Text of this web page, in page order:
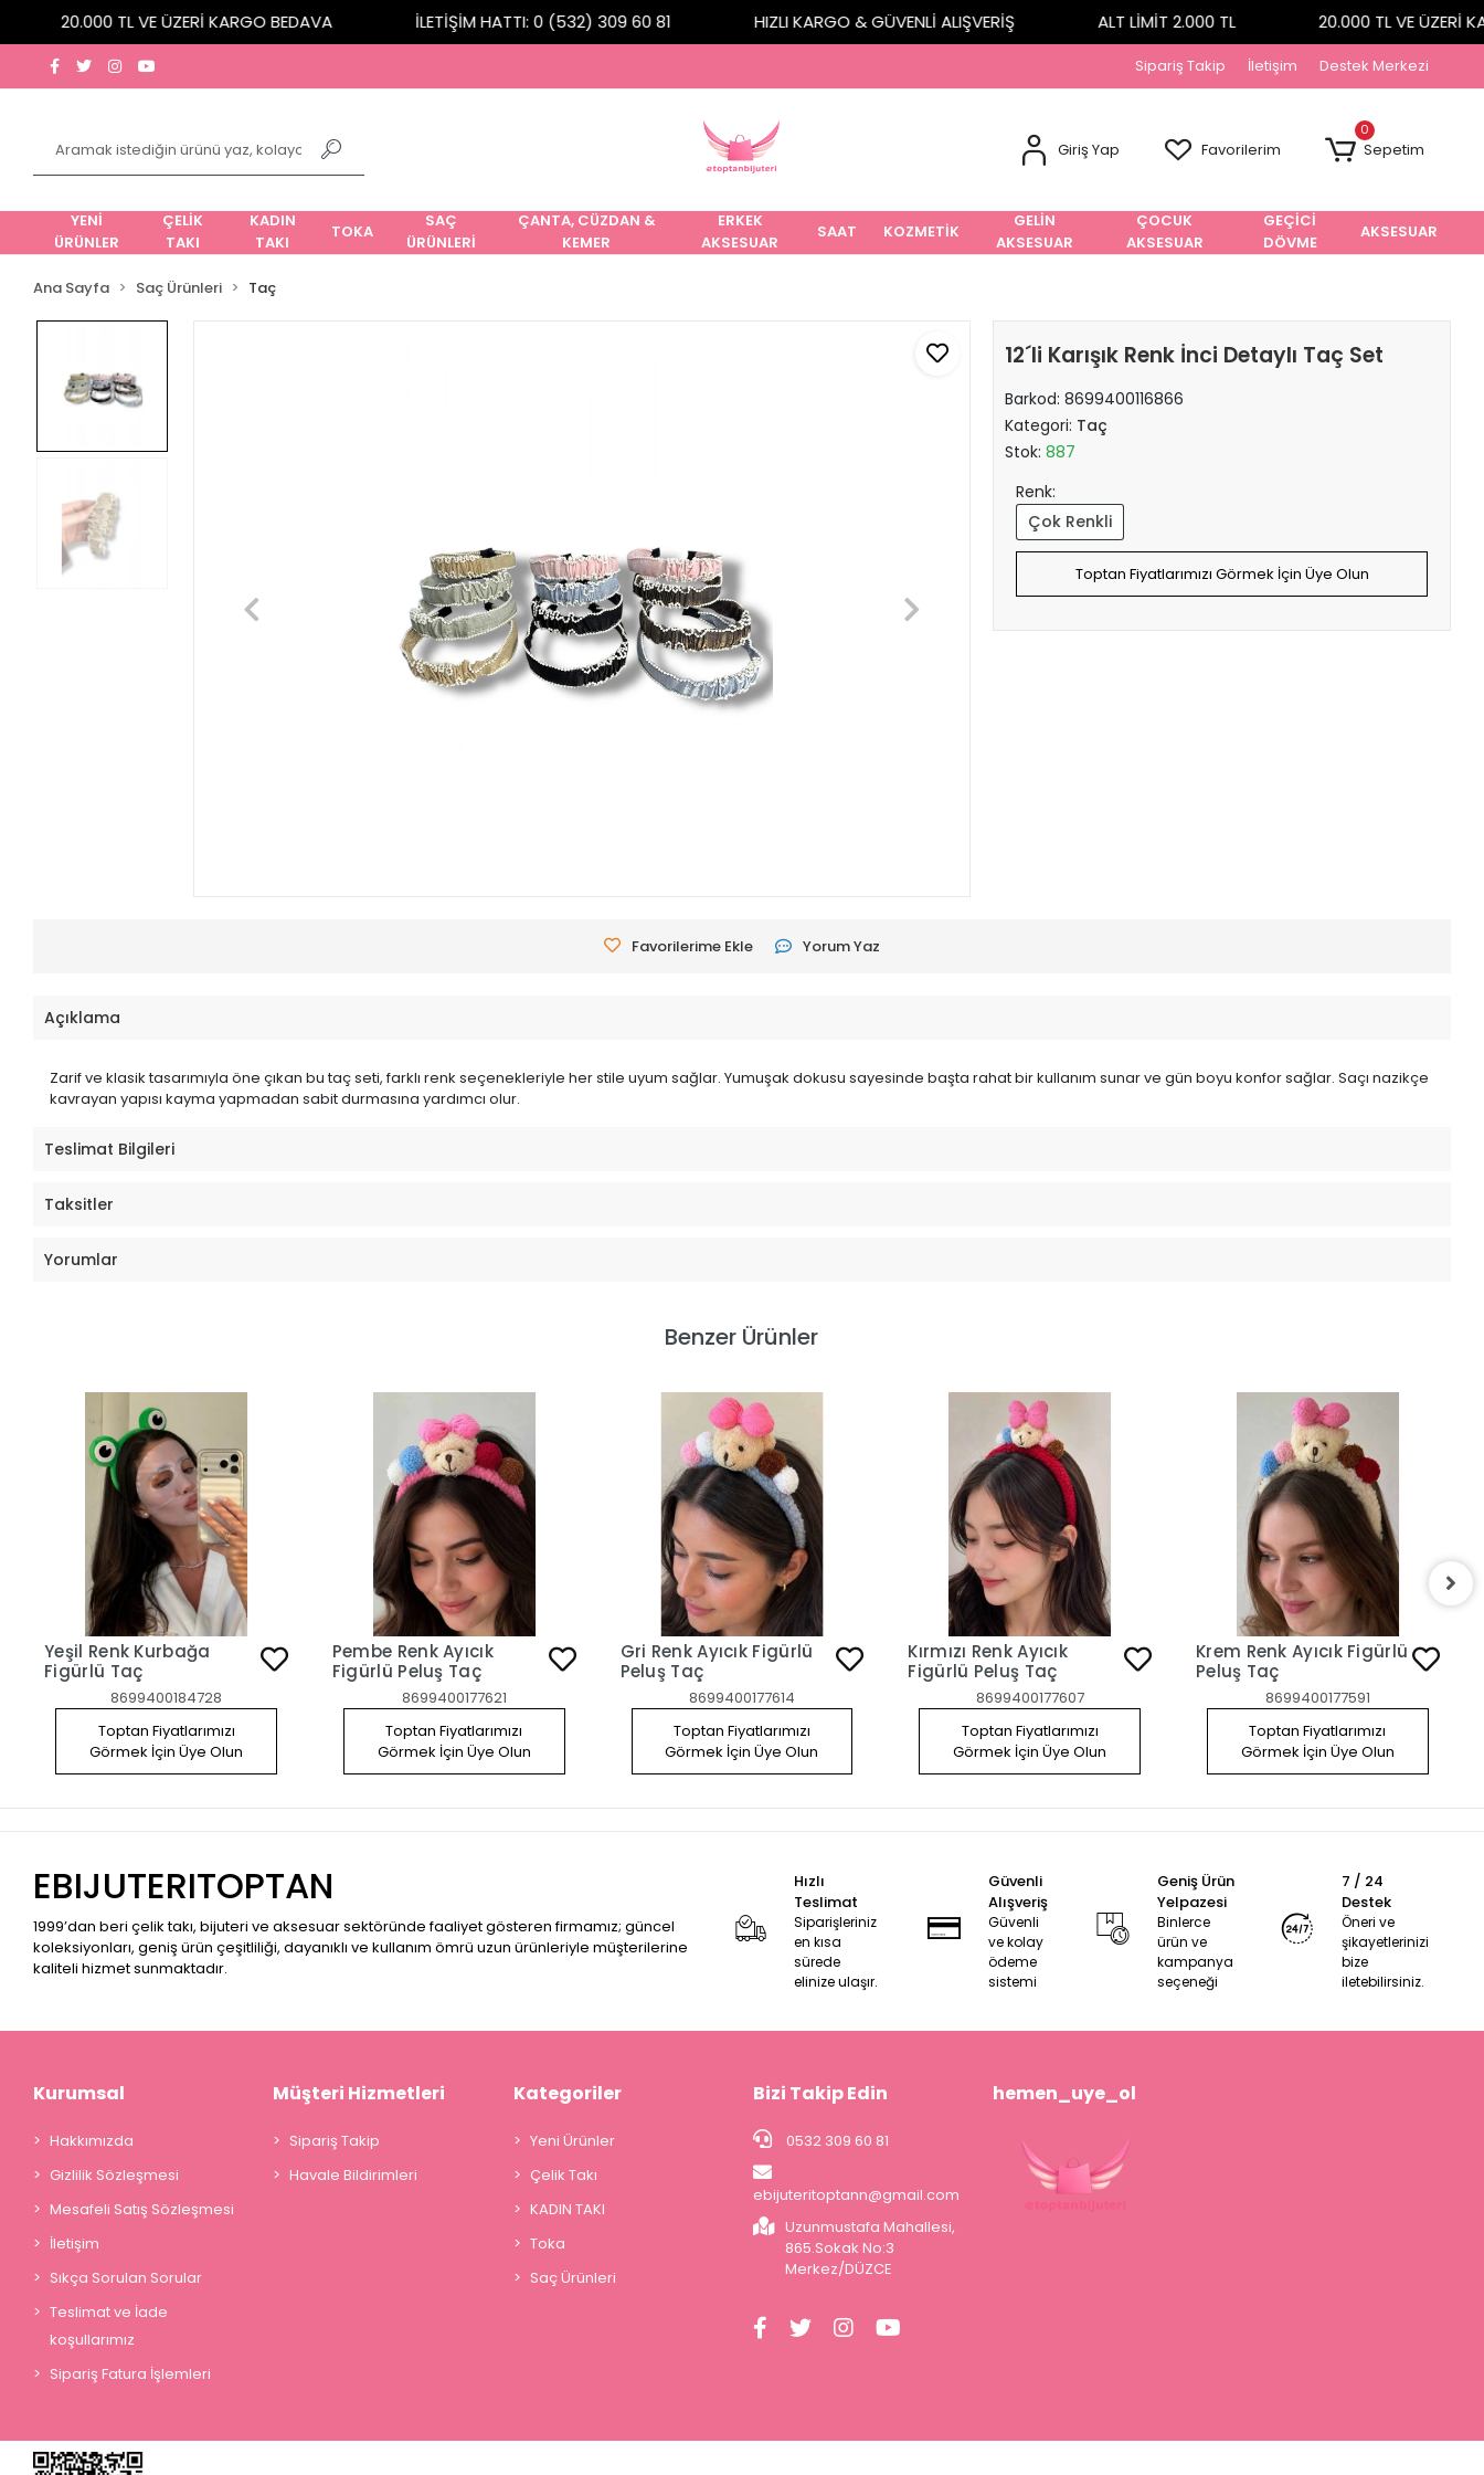
20.000 TL VE ÜZERİ KARGO BEDAVA İLETİŞİM HATTI: 0 (532) 309 60 81 HIZLI KARGO & GÜVENLİ ALIŞVERİŞ ALT LİMİT 2.000 TL 20.000 TL VE ÜZERİ
Sipariş Takip İletişim Destek Merkezi
Giriş Yap Favorilerim
0
Sepetim
YENİ
ÜRÜNLER
ÇELİK
TAKI
KADIN
TAKI
TOKA
SAÇ
ÜRÜNLERİ
ÇANTA, CÜZDAN &
KEMER
ERKEK
AKSESUAR
SAAT KOZMETİK
GELİN
AKSESUAR
ÇOCUK
AKSESUAR
GEÇİCİ
DÖVME
AKSESUAR
Ana Sayfa Saç Ürünleri Taç
12´li Karışık Renk İnci Detaylı Taç Set
Barkod:8699400116866
Kategori: Taç
Stok:887
Renk:
Çok Renkli
Toptan Fiyatlarımızı Görmek İçin Üye Olun
Favorilerime Ekle Yorum Yaz
Açıklama
Zarif ve klasik tasarımıyla öne çıkan bu taç seti, farklı renk seçenekleriyle her stile uyum sağlar. Yumuşak dokusu sayesinde başta rahat bir kullanım sunar ve gün boyu konfor sağlar. Saçı nazikçe
kavrayan yapısı kayma yapmadan sabit durmasına yardımcı olur.
Teslimat Bilgileri
Taksitler
Yorumlar
Benzer Ürünler
Yeşil Renk Kurbağa
Figürlü Taç
8699400184728
Toptan Fiyatlarımızı
Görmek İçin Üye Olun
Pembe Renk Ayıcık
Figürlü Peluş Taç
8699400177621
Toptan Fiyatlarımızı
Görmek İçin Üye Olun
Gri Renk Ayıcık Figürlü
Peluş Taç
8699400177614
Toptan Fiyatlarımızı
Görmek İçin Üye Olun
Kırmızı Renk Ayıcık
Figürlü Peluş Taç
8699400177607
Toptan Fiyatlarımızı
Görmek İçin Üye Olun
Krem Renk Ayıcık Figürlü
Peluş Taç
8699400177591
Toptan Fiyatlarımızı
Görmek İçin Üye Olun
EBIJUTERITOPTAN
1999’dan beri çelik takı, bijuteri ve aksesuar sektöründe faaliyet gösteren firmamız; güncel
koleksiyonları, geniş ürün çeşitliliği, dayanıklı ve kullanım ömrü uzun ürünleriyle müşterilerine
kaliteli hizmet sunmaktadır.
Hızlı
Teslimat
Siparişleriniz
en kısa
sürede
elinize ulaşır.
Güvenli
Alışveriş
Güvenli
ve kolay
ödeme
sistemi
Geniş Ürün
Yelpazesi
Binlerce
ürün ve
kampanya
seçeneği
7 / 24
Destek
Öneri ve
şikayetlerinizi
bize
iletebilirsiniz.
Kurumsal
Hakkımızda
Gizlilik Sözleşmesi
Mesafeli Satış Sözleşmesi
İletişim
Sıkça Sorulan Sorular
Teslimat ve İade
koşullarımız
Sipariş Fatura İşlemleri
Müşteri Hizmetleri
Sipariş Takip
Havale Bildirimleri
Kategoriler
Yeni Ürünler
Çelik Takı
KADIN TAKI
Toka
Saç Ürünleri
Bizi Takip Edin
0532 309 60 81
ebijuteritoptann@gmail.com
Uzunmustafa Mahallesi,
865.Sokak No:3
Merkez/DÜZCE
hemen_uye_ol